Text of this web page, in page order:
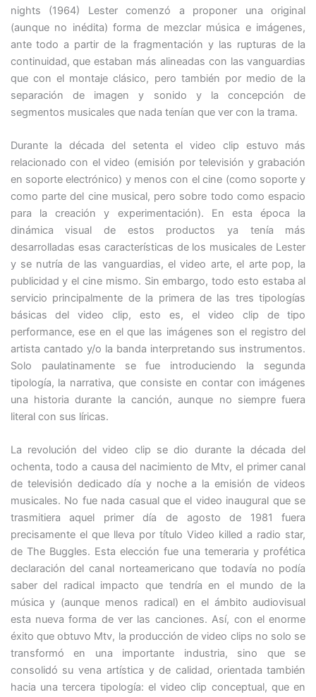
nights (1964) Lester comenzó a proponer una original
(aunque no inédita) forma de mezclar música e imágenes,
ante todo a partir de la fragmentación y las rupturas de la
continuidad, que estaban más alineadas con las vanguardias
que con el montaje clásico, pero también por medio de la
separación de imagen y sonido y la concepción de
segmentos musicales que nada tenían que ver con la trama.
Durante la década del setenta el video clip estuvo más
relacionado con el video (emisión por televisión y grabación
en soporte electrónico) y menos con el cine (como soporte y
como parte del cine musical, pero sobre todo como espacio
para la creación y experimentación). En esta época la
dinámica visual de estos productos ya tenía más
desarrolladas esas características de los musicales de Lester
y se nutría de las vanguardias, el video arte, el arte pop, la
publicidad y el cine mismo. Sin embargo, todo esto estaba al
servicio principalmente de la primera de las tres tipologías
básicas del video clip, esto es, el video clip de tipo
performance, ese en el que las imágenes son el registro del
artista cantado y/o la banda interpretando sus instrumentos.
Solo paulatinamente se fue introduciendo la segunda
tipología, la narrativa, que consiste en contar con imágenes
una historia durante la canción, aunque no siempre fuera
literal con sus líricas.
La revolución del video clip se dio durante la década del
ochenta, todo a causa del nacimiento de Mtv, el primer canal
de televisión dedicado día y noche a la emisión de videos
musicales. No fue nada casual que el video inaugural que se
trasmitiera aquel primer día de agosto de 1981 fuera
precisamente el que lleva por título Video killed a radio star,
de The Buggles. Esta elección fue una temeraria y profética
declaración del canal norteamericano que todavía no podía
saber del radical impacto que tendría en el mundo de la
música y (aunque menos radical) en el ámbito audiovisual
esta nueva forma de ver las canciones. Así, con el enorme
éxito que obtuvo Mtv, la producción de video clips no solo se
transformó en una importante industria, sino que se
consolidó su vena artística y de calidad, orientada también
hacia una tercera tipología: el video clip conceptual, que en